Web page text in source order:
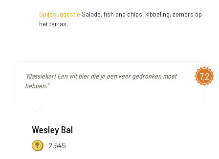
Spijssuggestie Salade, fish and chips, kibbeling, zomers op
het terras.
7,2
"Klassieker! Een wit bier die je een keer gedronken moet
hebben."
Wesley Bal
2.545